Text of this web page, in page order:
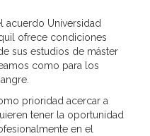
acuerdo Universidad
ofrece condiciones
sus estudios de máster
como para los
prioridad acercar a
tener la oportunidad
en el